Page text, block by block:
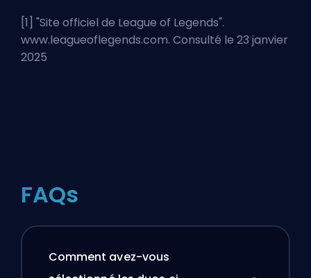
[1] "Site officiel de League of Legends".
www.leagueoflegends.com. Consulté le 23 janvier
2025
FAQs
Comment avez-vous